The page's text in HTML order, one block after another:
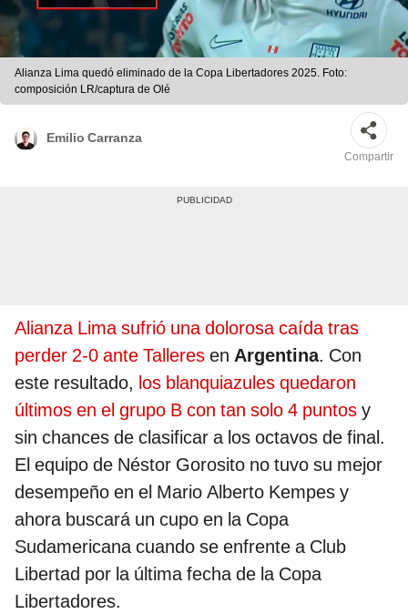
Alianza Lima quedó eliminado de la Copa Libertadores 2025. Foto:
composición LR/captura de Olé
Emilio Carranza
Compartir
Alianza Lima sufrió una dolorosa caída tras
perder 2-0 ante Talleres en Argentina. Con
este resultado, los blanquiazules quedaron
últimos en el grupo B con tan solo 4 puntos y
sin chances de clasificar a los octavos de final.
El equipo de Néstor Gorosito no tuvo su mejor
desempeño en el Mario Alberto Kempes y
ahora buscará un cupo en la Copa
Sudamericana cuando se enfrente a Club
Libertad por la última fecha de la Copa
Libertadores.